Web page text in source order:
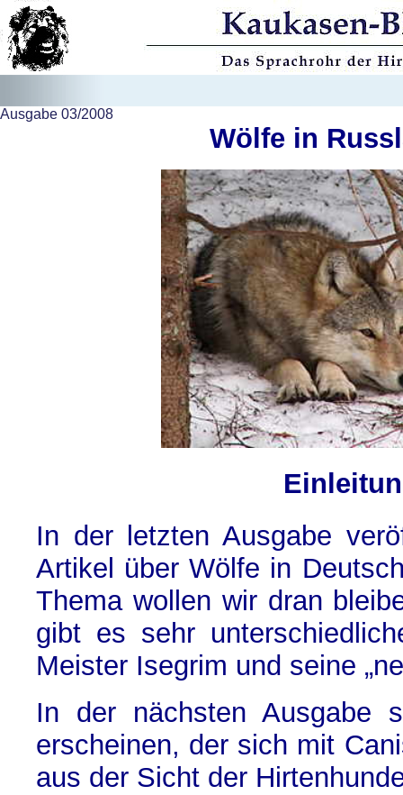
Ausgabe 03/2008
Wölfe in
In der letzten Ausgabe
Artikel über Wölfe in
Thema wollen wir dran
gibt es sehr
Meister Isegrim und seine
In der nächsten Ausgabe
erscheinen, der sich mit
aus der Sicht der